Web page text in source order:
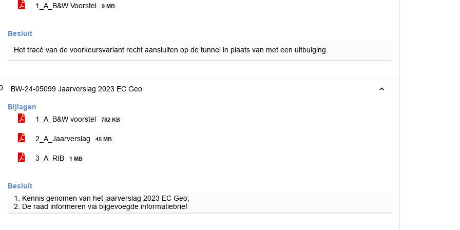
1_A_B&W Voorstel 9 MB
Besluit
Het tracé van de voorkeursvariant recht aansluiten op de tunnel in plaats van met een uitbuiging.
BW-24-05099 Jaarverslag 2023 EC Geo
Bijlagen
1_A_B&W voorstel
782 KB
2_A_Jaarverslag 45 MB
3_A_RIB 1 MB
Besluit
1. Kennis genomen van het jaarverslag 2023 EC Geo;
2. De raad informeren via bijgevoegde informatiebrief